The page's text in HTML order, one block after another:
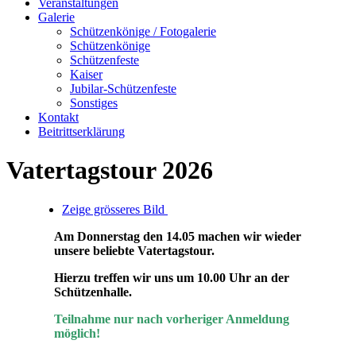
Veranstaltungen
Galerie
Schützenkönige / Fotogalerie
Schützenkönige
Schützenfeste
Kaiser
Jubilar-Schützenfeste
Sonstiges
Kontakt
Beitrittserklärung
Vatertagstour 2026
Zeige grösseres Bild
Am Donnerstag den 14.05 machen wir wieder
unsere beliebte Vatertagstour.
Hierzu treffen wir uns um 10.00 Uhr an der
Schützenhalle.
Teilnahme nur nach vorheriger Anmeldung
möglich!